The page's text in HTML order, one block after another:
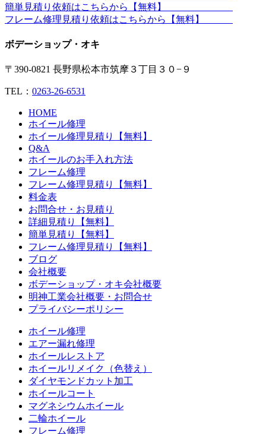
簡単見積り依頼はこちらから【無料】
フレーム修理見積り依頼はこちらから【無料】
ボデーショップ・オキ
〒390-0821 長野県松本市筑摩３丁目３０−９
TEL： 0263-26-6531
HOME
ホイール修理
ホイール修理見積り【無料】
Q&A
ホイールのお手入れ方法
フレーム修理
フレーム修理見積り【無料】
料金表
お問合せ・お見積り
詳細見積り【無料】
簡単見積り【無料】
フレーム修理見積り【無料】
ブログ
会社概要
ボデーショップ・オキ会社概要
明神工業会社概要・お問合せ
プライバシーポリシー
ホイール修理
エアー漏れ修理
ホイールレストア
ホイールリメイク（色替え）
ダイヤモンドカット加工
ホイールコート
マグネシウムホイール
二輪ホイール
フレーム修理